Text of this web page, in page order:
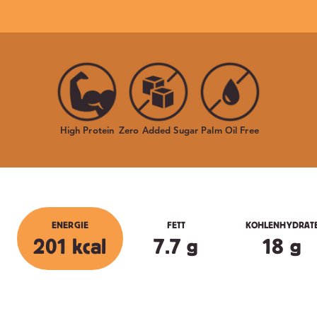
High Protein Zero Added Sugar Palm Oil Free
ENERGIE
201 kcal
FETT
7.7 g 18 g